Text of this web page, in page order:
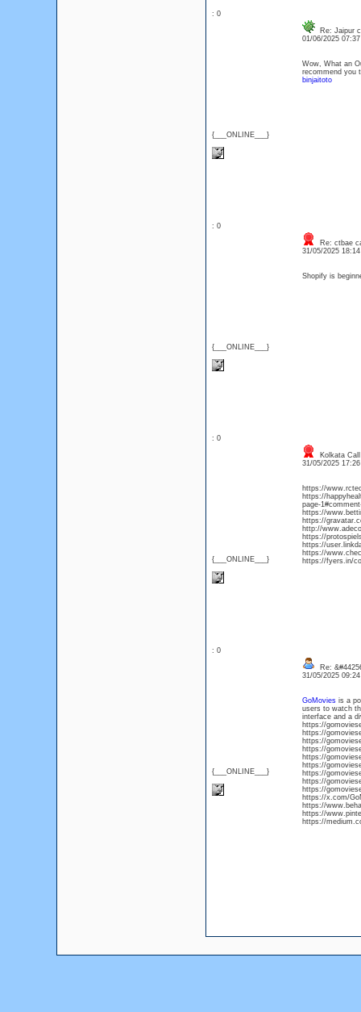
: 0
{___ONLINE___}
Re: Jaipur
01/06/2025
Wow, What an
recommend you
binjaitoto
: 0
{___ONLINE___}
Re: ctbae
31/05/2025
Shopify is
: 0
{___ONLINE___}
Kolkata
31/05/2025
https://
https://
page-
https://
https://
http://
https://
https://
https://
https://fyers.in/
: 0
{___ONLINE___}
Re:
31/05/2025
GoMoviesis a
users to watch
interface and a
https://
https://
https://
https://
https://
https://
https://
https://
https://
https://x.com/
https://
https://
https://